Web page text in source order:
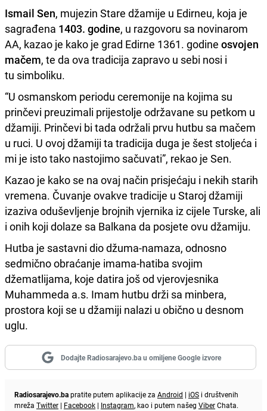
Ismail Sen, mujezin Stare džamije u Edirneu, koja je
sagrađena 1403. godine, u razgovoru sa novinarom
AA, kazao je kako je grad Edirne 1361. godine osvojen
mačem, te da ova tradicija zapravo u sebi nosi i
tu simboliku.
“U osmanskom periodu ceremonije na kojima su
prinčevi preuzimali prijestolje održavane su petkom u
džamiji. Prinčevi bi tada održali prvu hutbu sa mačem
u ruci. U ovoj džamiji ta tradicija duga je šest stoljeća i
mi je isto tako nastojimo sačuvati”, rekao je Sen.
Kazao je kako se na ovaj način prisjećaju i nekih starih
vremena. Čuvanje ovakve tradicije u Staroj džamiji
izaziva oduševljenje brojnih vjernika iz cijele Turske, ali
i onih koji dolaze sa Balkana da posjete ovu džamiju.
Hutba je sastavni dio džuma-namaza, odnosno
sedmično obraćanje imama-hatiba svojim
džematlijama, koje datira još od vjerovjesnika
Muhammeda a.s. Imam hutbu drži sa minbera,
prostora koji se u džamiji nalazi u obično u desnom
uglu.
Dodajte Radiosarajevo.ba u omiljene Google izvore
Radiosarajevo.bapratite putem aplikacije za Android | iOS i društvenih
mreža Twitter | Facebook | Instagram, kao i putem našeg ViberChata.